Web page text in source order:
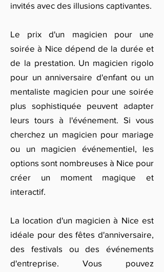
invités avec des illusions captivantes.
Le prix d'un magicien pour une
soirée à Nice dépend de la durée et
de la prestation. Un magicien rigolo
pour un anniversaire d'enfant ou un
mentaliste magicien pour une soirée
plus sophistiquée peuvent adapter
leurs tours à l'événement. Si vous
cherchez un magicien pour mariage
ou un magicien événementiel, les
options sont nombreuses à Nice pour
créer un moment magique et
interactif.
La location d'un magicien à Nice est
idéale pour des fêtes d'anniversaire,
des festivals ou des événements
d'entreprise. Vous pouvez